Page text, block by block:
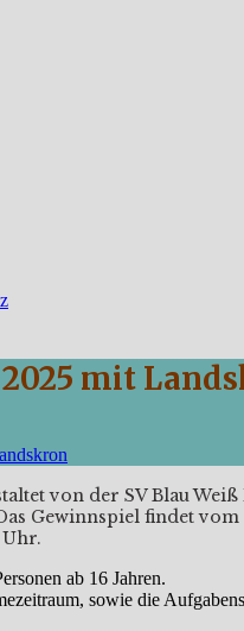
mit
von der SV Blau
Gewinnspiel findet
ab 16 Jahren.
sowie die